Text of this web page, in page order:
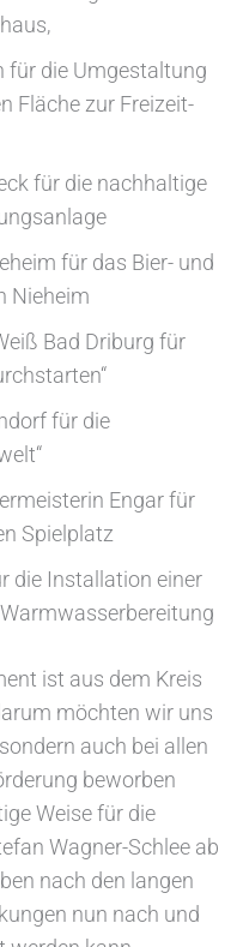
für die Umgestaltung
Fläche zur Freizeit-
für die nachhaltige
für das Bier- und
Nieheim
Bad Driburg für
für die
Engar für
Spielplatz
die Installation einer
ist aus dem Kreis
möchten wir uns
auch bei allen
beworben
Weise für die
Wagner-Schlee ab
nach den langen
nun nach und